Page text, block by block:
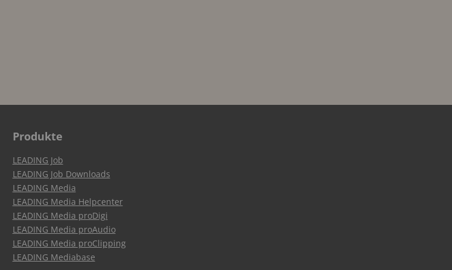
Produkte
LEADING Job
LEADING Job Downloads
LEADING Media
LEADING Media Helpcenter
LEADING Media proDigi
LEADING Media proAudio
LEADING Media proClipping
LEADING Mediabase